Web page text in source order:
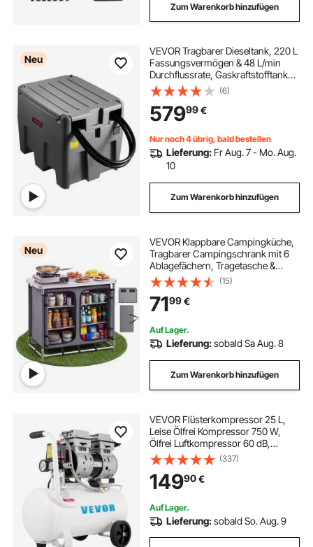
Zum Warenkorb hinzufügen
Neu
VEVOR Tragbarer Dieseltank, 220 L
Fassungsvermögen & 48 L/min
Durchflussrate, Gaskraftstofftank
mit 12 V Transferpumpe & 4 m
Gummischlauch, PE-Diesel-
Transfertanks für
Kraftstofftransport, grau
(6)
57999€
Nur noch 4 übrig, bald bestellen
Lieferung: Fr Aug. 7 - Mo. Aug.
10
Zum Warenkorb hinzufügen
Neu
VEVOR Klappbare Campingküche,
Tragbarer Campingschrank mit 6
Ablagefächern, Tragetasche &
MDF-Tischplatte bis 50 kg
Tragkraft, Küchenstation für
Picknick, Grillen, Partys, Camping &
Wohnmobilreisen
(15)
7199€
Auf Lager.
Lieferung:sobald Sa Aug. 8
Zum Warenkorb hinzufügen
VEVOR Flüsterkompressor 25 L,
Leise Ölfrei Kompressor 750 W,
Ölfrei Luftkompressor 60 dB,
Druckluftkompressor, Silent
Druckluft Kessel 165 L / min
Abgasvolumen, mit Eingebautem
Abluftventilator
(337)
14990€
Auf Lager.
Lieferung:sobald So. Aug. 9